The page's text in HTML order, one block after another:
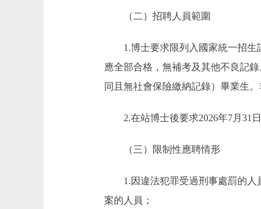
（二）招聘人員範圍
1.博士要求限列入國家統一招生
應全部合格，無補考及其他不良記
同且無社會保險繳納記錄）畢業生
2.在站博士後要求2026年7月31日
（三）限制性應聘情形
1.因違法犯罪受過刑事處罰的人
案的人員；